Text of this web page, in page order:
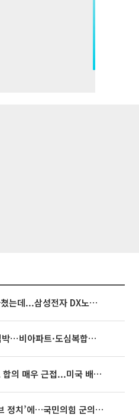
3445억 자사주 지급 마쳤는데...삼성전자 DX노조, 뒤늦은 '떼쓰기 집회'
영끌 '주택공급' 대책 임박⋯비아파트·도심복합까지 총동원
이란 “호르무즈 새 항로 합의 매우 근접...미국 배상 먼저”
우성빈 기장군수 ‘유튜브 정치’에…국민의힘 군의원들 집단 반발